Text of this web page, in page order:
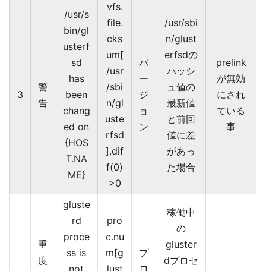
3
警
告
/usr/s
bin/gl
usterf
sd
has
been
chang
ed on
{HOS
T.NA
ME}
vfs.
file.
cks
um[
/usr
/sbi
n/gl
uste
rfsd
].dif
f(0)
>0
バ
ー
ジ
ョ
ン
/usr/sbi
n/glust
erfsdの
ハッシ
ュ値の
最新値
と前回
値に差
があっ
た場合
prelink
が無効
にされ
ている
事
重
度
gluste
rd
proce
ss is
not
pro
c.nu
m[g
lust
プ
ロ
稼働中
の
gluster
dプロセ